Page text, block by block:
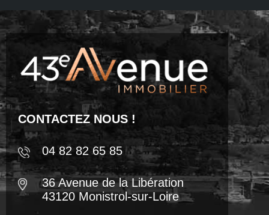
CONTACTEZ NOUS !
04 82 82 65 85
36 Avenue de la Libération
43120 Monistrol-sur-Loire